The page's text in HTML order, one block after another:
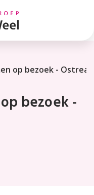
op bezoek - Ostrea
bezoek -